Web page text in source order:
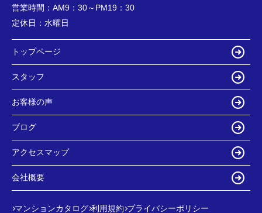
営業時間： AM9：30～PM19：30
定休日： 水曜日
トップページ
スタッフ
お客様の声
ブログ
アクセスマップ
会社概要
マンションカタログ 利用規約 プライバシーポリシー